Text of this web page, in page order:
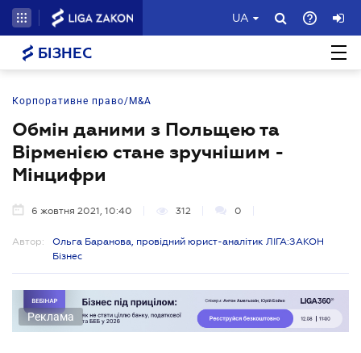
UA
БІЗНЕС
Корпоративне право/M&A
Обмін даними з Польщею та
Вірменією стане зручнішим -
Мінцифри
6 жовтня 2021, 10:40 312 0
Автор:
Ольга Баранова, провідний юрист-аналітик ЛІГА:ЗАКОН
Бізнес
Реклама